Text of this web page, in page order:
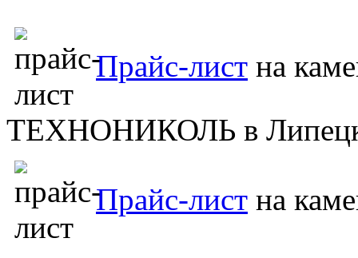
Прайс-лист на
ТЕХНОНИКОЛЬ в
Прайс-лист на